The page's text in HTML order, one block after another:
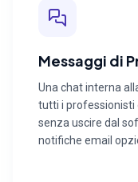
Messaggi di
Una chat interna
tutti i professionisti
senza uscire dal
notifiche email